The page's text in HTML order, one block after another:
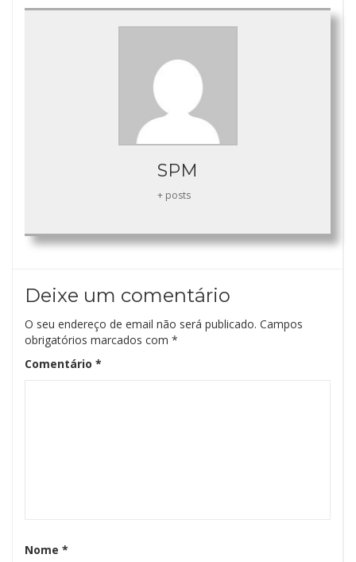
SPM
+ posts
Deixe um comentário
O seu endereço de email não será publicado. Campos
obrigatórios marcados com *
Comentário *
Nome *